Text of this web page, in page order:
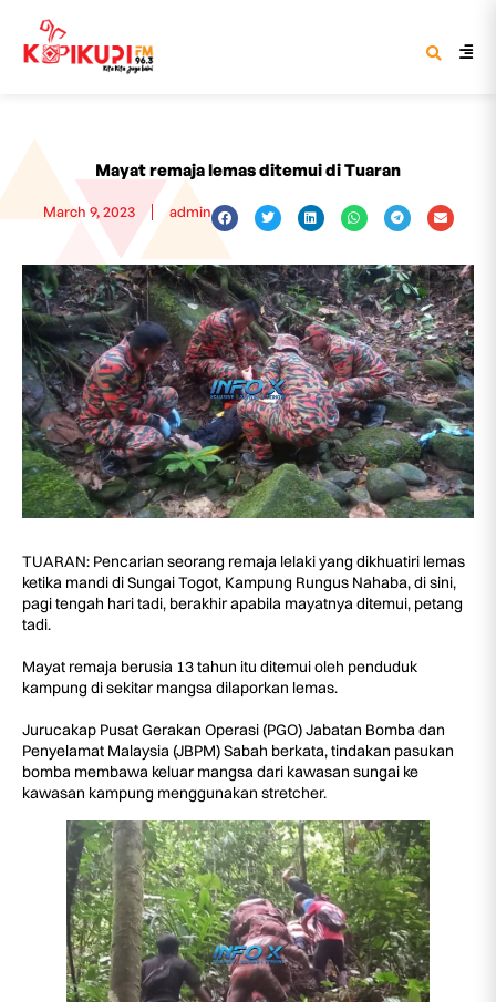
Mayat remaja lemas ditemui di Tuaran
March 9, 2023 admin
TUARAN: Pencarian seorang remaja lelaki yang dikhuatiri lemas
ketika mandi di Sungai Togot, Kampung Rungus Nahaba, di sini,
pagi tengah hari tadi, berakhir apabila mayatnya ditemui, petang
tadi.
Mayat remaja berusia 13 tahun itu ditemui oleh penduduk
kampung di sekitar mangsa dilaporkan lemas.
Jurucakap Pusat Gerakan Operasi (PGO) Jabatan Bomba dan
Penyelamat Malaysia (JBPM) Sabah berkata, tindakan pasukan
bomba membawa keluar mangsa dari kawasan sungai ke
kawasan kampung menggunakan stretcher.